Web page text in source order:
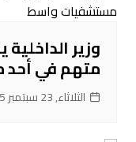
‌وزير
متهم في
الثلاثاء, 23 سبتمبر 2025, 23:54